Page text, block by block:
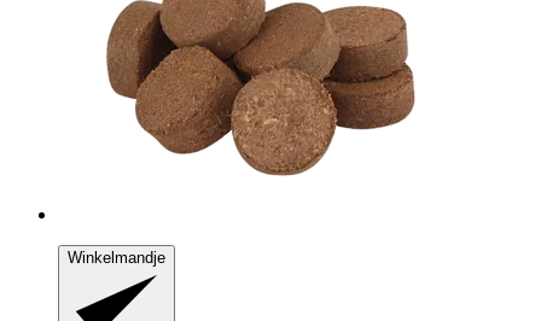
Winkelmandje